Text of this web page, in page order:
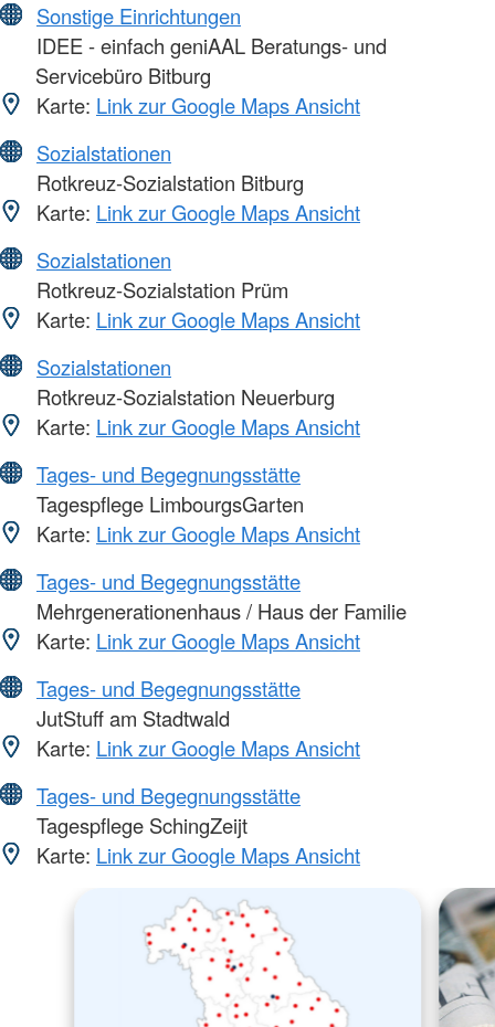
Sonstige Einrichtungen
IDEE - einfach geniAAL Beratungs- und
Servicebüro Bitburg
Karte: Link zur Google Maps Ansicht
Sozialstationen
Rotkreuz-Sozialstation Bitburg
Karte: Link zur Google Maps Ansicht
Sozialstationen
Rotkreuz-Sozialstation Prüm
Karte: Link zur Google Maps Ansicht
Sozialstationen
Rotkreuz-Sozialstation Neuerburg
Karte: Link zur Google Maps Ansicht
Tages- und Begegnungsstätte
Tagespflege LimbourgsGarten
Karte: Link zur Google Maps Ansicht
Tages- und Begegnungsstätte
Mehrgenerationenhaus / Haus der Familie
Karte: Link zur Google Maps Ansicht
Tages- und Begegnungsstätte
JutStuff am Stadtwald
Karte: Link zur Google Maps Ansicht
Tages- und Begegnungsstätte
Tagespflege SchingZeijt
Karte: Link zur Google Maps Ansicht